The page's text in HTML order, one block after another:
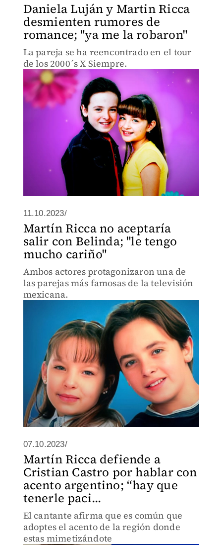
Daniela Luján y Martin Ricca
desmienten rumores de
romance; "ya me la robaron"
La pareja se ha reencontrado en el tour
de los 2000´s X Siempre.
11.10.2023/
Martín Ricca no aceptaría
salir con Belinda; "le tengo
mucho cariño"
Ambos actores protagonizaron una de
las parejas más famosas de la televisión
mexicana.
07.10.2023/
Martín Ricca defiende a
Cristian Castro por hablar con
acento argentino; “hay que
tenerle paci...
El cantante afirma que es común que
adoptes el acento de la región donde
estas mimetizándote